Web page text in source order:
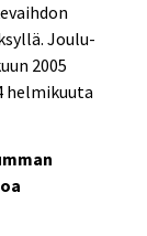
Joulu-
2005
helmikuuta